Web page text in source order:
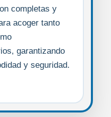
completas y
acoger tanto
garantizando
y seguridad.